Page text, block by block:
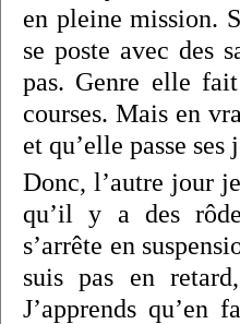
en pleine mission.
se poste avec des
pas. Genre elle
courses. Mais en
et qu’elle passe ses
Donc, l’autre jour
qu’il y a des
s’arrête en
suis pas en
J’apprends qu’en